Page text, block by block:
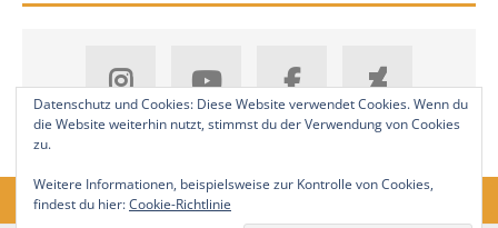
Datenschutz und Cookies: Diese Website verwendet Cookies. Wenn du
die Website weiterhin nutzt, stimmst du der Verwendung von Cookies
zu.
Weitere Informationen, beispielsweise zur Kontrolle von Cookies,
findest du hier:Cookie-Richtlinie